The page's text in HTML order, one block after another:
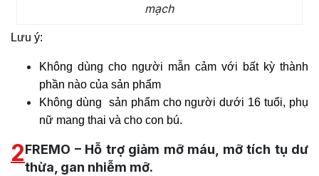
mạch
Lưu ý:
Không dùng cho người mẫn cảm với bất kỳ thành
phần nào của sản phẩm
Không dùng sản phẩm cho người dưới 16 tuổi, phụ
nữ mang thai và cho con bú.
2FREMO – Hỗ trợ giảm mỡ máu, mỡ tích tụ dư
thừa, gan nhiễm mỡ.